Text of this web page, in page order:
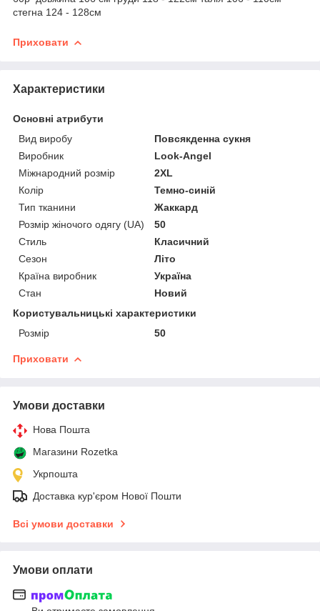
стегна 124 - 128см
Приховати
Характеристики
Основні атрибути
Вид виробу
Повсякденна сукня
Виробник
Look-Angel
Міжнародний розмір
2XL
Колір
Темно-синій
Тип тканини
Жаккард
Розмір жіночого одягу (UA)
50
Стиль
Класичний
Сезон
Літо
Країна виробник
Україна
Стан
Новий
Користувальницькі характеристики
Розмір
50
Приховати
Умови доставки
Нова Пошта
Магазини Rozetka
Укрпошта
Доставка кур'єром Нової Пошти
Всі умови доставки
Умови оплати